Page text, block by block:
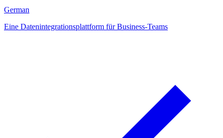
German
Eine Datenintegrationsplattform für Business-Teams